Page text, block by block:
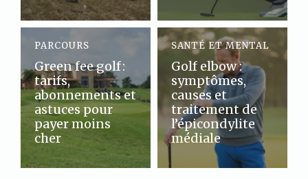
PARCOURS
Green fee golf :
tarifs,
abonnements et
astuces pour
payer moins
cher
SANTÉ ET MENTAL
Golf elbow :
symptômes,
causes et
traitement de
l’épicondylite
médiale